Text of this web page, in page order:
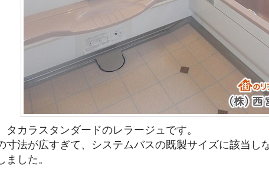
タカラスタンダードのレラージュです。
寸法が広すぎて、システムバスの既製サイズに該当し
ました。